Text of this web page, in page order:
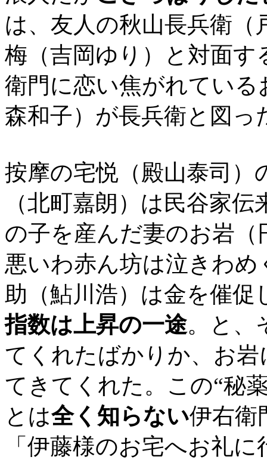
は、友人の秋山長兵衛
梅（吉岡ゆり）と対面
衛門に恋い焦がれてい
森和子）が長兵衛と図っ
按摩の宅悦（殿山泰司）
（北町嘉朗）は民谷家
の子を産んだ妻のお岩
悪いわ赤ん坊は泣きわ
助（鮎川浩）は金を催促
指数は上昇の一途。と、
てくれたばかりか、お岩
てきてくれた。この“秘
とは全く知らない伊右衛
「伊藤様のお宅へお礼